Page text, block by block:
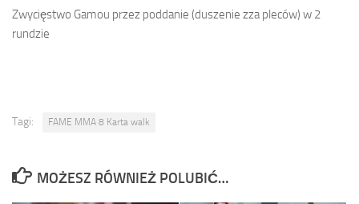
Zwycięstwo Gamou przez poddanie (duszenie zza pleców) w 2
rundzie
Tagi: FAME MMA 8 Karta walk
MOŻESZ RÓWNIEŻ POLUBIĆ…